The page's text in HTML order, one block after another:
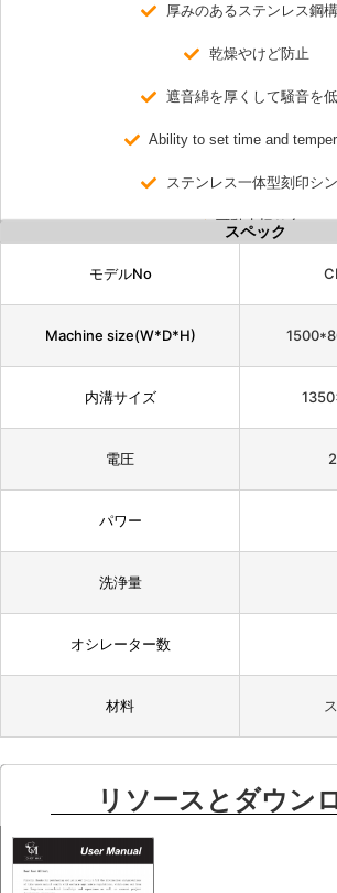
厚みのあるステンレス鋼
乾燥やけど防止
遮音綿を厚くして騒音を
Ability to set time and
ステンレス一体型刻印シ
可動水切り台
スペック
モデルNo
Machine size(W*D*H)
内溝サイズ
電圧
パワー
洗浄量
オシレーター数
材料
リソースとダウン